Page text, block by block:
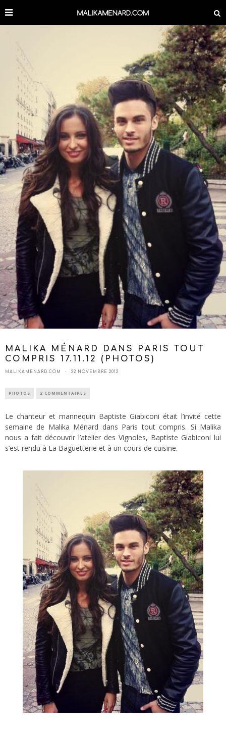
MALIKA MÉNARD DANS PARIS TOUT
COMPRIS 17.11.12 (PHOTOS)
MALIKAMENARD.COM 22 NOVEMBRE 2012
PHOTOS 2 COMMENTAIRES
Le chanteur et mannequin Baptiste Giabiconi était l’invité cette
semaine de Malika Ménard dans Paris tout compris. Si Malika
nous a fait découvrir l’atelier des Vignoles, Baptiste Giabiconi lui
s’est rendu à La Baguetterie et à un cours de cuisine.